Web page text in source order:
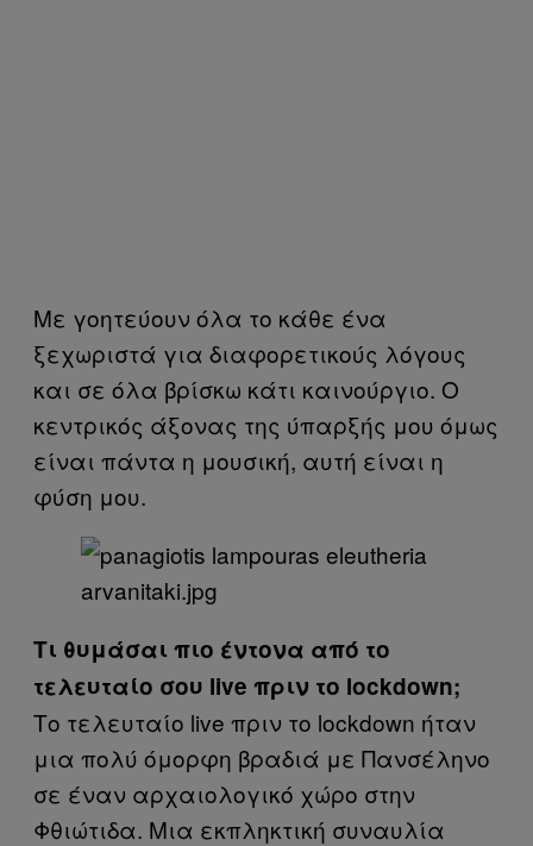
Με γοητεύουν όλα το κάθε ένα
ξεχωριστά για διαφορετικούς λόγους
και σε όλα βρίσκω κάτι καινούργιο. Ο
κεντρικός άξονας της ύπαρξής μου όμως
είναι πάντα η μουσική, αυτή είναι η
φύση μου.
Τι θυμάσαι πιο έντονα από το
τελευταίο σου live πριν το lockdown;
Το τελευταίο live πριν το lockdown ήταν
μια πολύ όμορφη βραδιά με Πανσέληνο
σε έναν αρχαιολογικό χώρο στην
Φθιώτιδα. Μια εκπληκτική συναυλία